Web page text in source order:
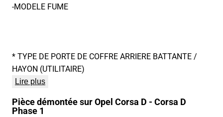
-MODELE FUME
* TYPE DE PORTE DE COFFRE ARRIERE BATTANTE /
HAYON (UTILITAIRE)
Lire plus
Pièce démontée sur Opel Corsa D - Corsa D
Phase 1